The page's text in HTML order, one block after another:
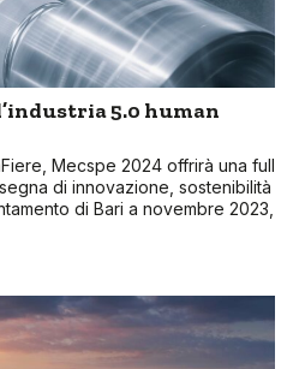
5.0 human
Mecspe 2024 offrirà una full
di innovazione, sostenibilità
di Bari a novembre 2023,